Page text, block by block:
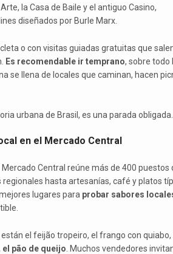
la Casa de Baile y el antiguo Casino,
diseñados por Burle Marx.
o con visitas guiadas gratuitas que
Es recomendable ir temprano, sobre todo
se llena de locales que caminan, hacen
urbana de Brasil, es una parada obligada.
en el Mercado Central
Mercado Central reúne más de 400 puestos
hasta artesanías, café y platos
lugares para probar sabores
el feijão tropeiro, el frango con quiabo,
el pão de queijo . Muchos vendedores